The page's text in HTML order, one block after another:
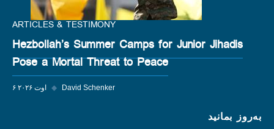
ARTICLES & TESTIMONY
Hezbollah’s Summer Camps for Junior Jihadis
Pose a Mortal Threat to Peace
۶ اوت ۲۰۲۶ ◆ David Schenker
به‌روز بمانید